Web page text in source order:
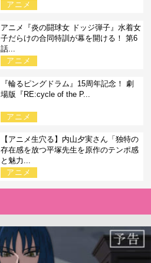
アニメ
アニメ『炎の闘球女 ドッジ弾子』水着女
子だらけの合同特訓が幕を開ける！ 第6
話...
アニメ
『輪るピングドラム』15周年記念！ 劇
場版『RE:cycle of the P...
アニメ
【アニメ生穴る】内山夕実さん「独特の
存在感を放つ平塚先生を原作のテンポ感
と魅力...
アニメ